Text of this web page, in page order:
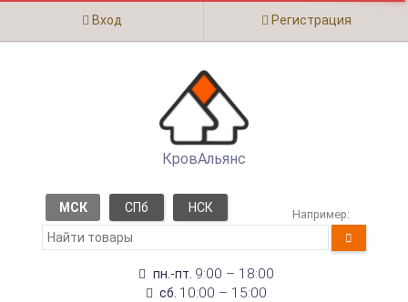
Вход Регистрация
КровАльянс
МСК СПб НСК Например:
пн.-пт. 9:00 – 18:00
сб. 10:00 – 15:00